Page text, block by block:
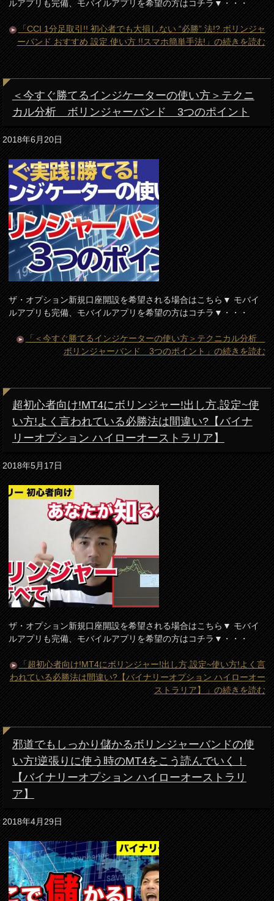
ルアプリも完備、モバイルアプリを希望の方はコチラ▼・・・
「CCI 1分足取引!! 初心者でも大損しない “必勝” 法!? ボリンジャ
ーバンド おすすめ 設定 使い方 !!スマホ簡単手法!」の続きを読む
＜今すぐ勝てるインジケーターの使い方＞テクニ
カル分析 ボリンジャーバンド 3つのポイント
2018年6月20日
ザ・オプション新規口座開設を希望される場合はこちら▼ モバイ
ルアプリも完備、モバイルアプリを希望の方はコチラ▼・・・
「＜今すぐ勝てるインジケーターの使い方＞テクニカル分析
ボリンジャーバンド 3つのポイント」の続きを読む
超初心者向け!MT4にボリンジャー!出し方,設定~使
い方!よく言われている必勝法は間違い?【バイナ
リーオプション ハイローオーストラリア】
2018年5月17日
ザ・オプション新規口座開設を希望される場合はこちら▼ モバイ
ルアプリも完備、モバイルアプリを希望の方はコチラ▼・・・
「超初心者向け!MT4にボリンジャー!出し方,設定~使い方!よく言
われている必勝法は間違い?【バイナリーオプション ハイローオー
ストラリア】」の続きを読む
邪道でもしっかり儲かるボリンジャーバンドの使
い方!逆張りに使う時のMT4をこう読んでいく！
【バイナリーオプション ハイローオーストラリ
ア】
2018年4月29日